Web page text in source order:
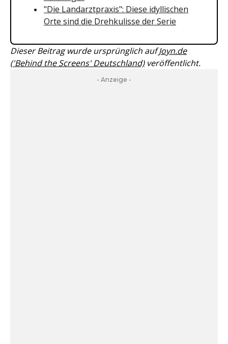
"Die Landarztpraxis": Diese idyllischen
Orte sind die Drehkulisse der Serie
Dieser Beitrag wurde ursprünglich aufJoyn.de
('Behind the Screens' Deutschland)veröffentlicht.
- Anzeige -